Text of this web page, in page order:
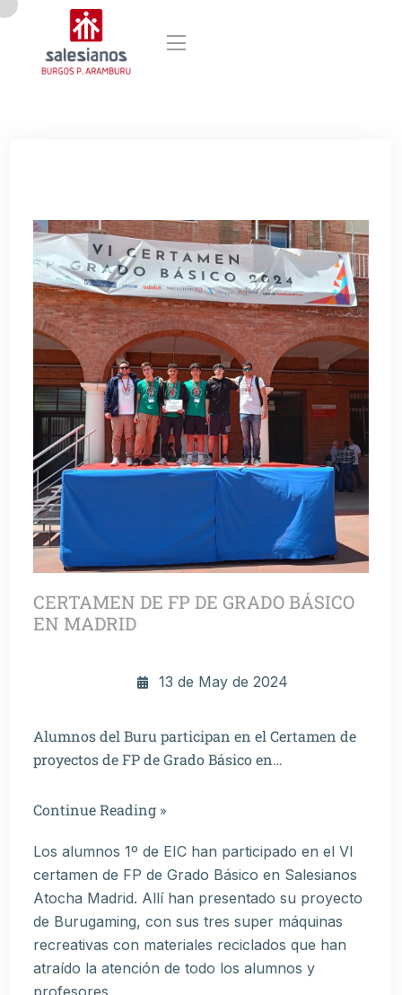
CERTAMEN DE FP DE GRADO BÁSICO
EN MADRID
13 de May de 2024
Alumnos del Buru participan en el Certamen de
proyectos de FP de Grado Básico en…
Continue Reading »
Los alumnos 1º de EIC han participado en el VI
certamen de FP de Grado Básico en Salesianos
Atocha Madrid. Allí han presentado su proyecto
de Burugaming, con sus tres super máquinas
recreativas con materiales reciclados que han
atraído la atención de todo los alumnos y